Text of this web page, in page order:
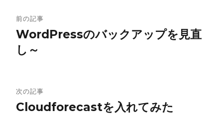
稿
ナ
ゲ
ー
前の記事
WordPressのバックアップを見直
し～
次の記事
Cloudforecastを入れてみた